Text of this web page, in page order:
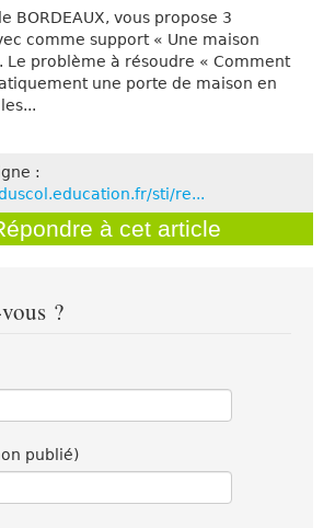
BORDEAUX, vous propose 3
comme support « Une maison
Le problème à résoudre « Comment
une porte de maison en
:
sti/re...
à cet article
?
publié)